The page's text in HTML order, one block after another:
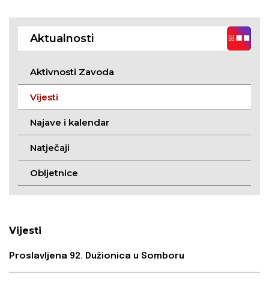
zonskom natjecanju
Bunjevcima
Aktualnosti
Aktivnosti Zavoda
Vijesti
Najave i kalendar
Natječaji
Obljetnice
Vijesti
Proslavljena 92. Dužionica u Somboru